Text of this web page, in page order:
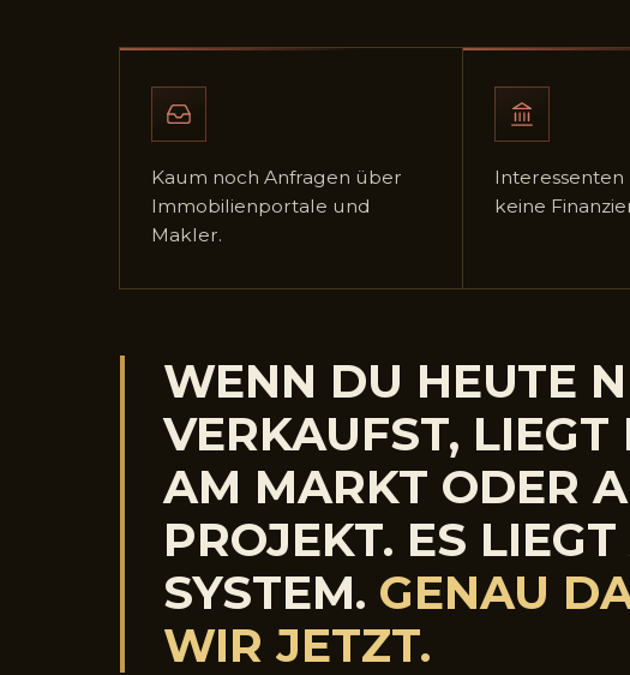
Kaum noch Anfragen über
Immobilienportale und
Makler.
keine
WENN DU HEUTE
VERKAUFST, LIEGT
AM MARKT ODER
PROJEKT. ES
SYSTEM. GENAU
WIR JETZT.